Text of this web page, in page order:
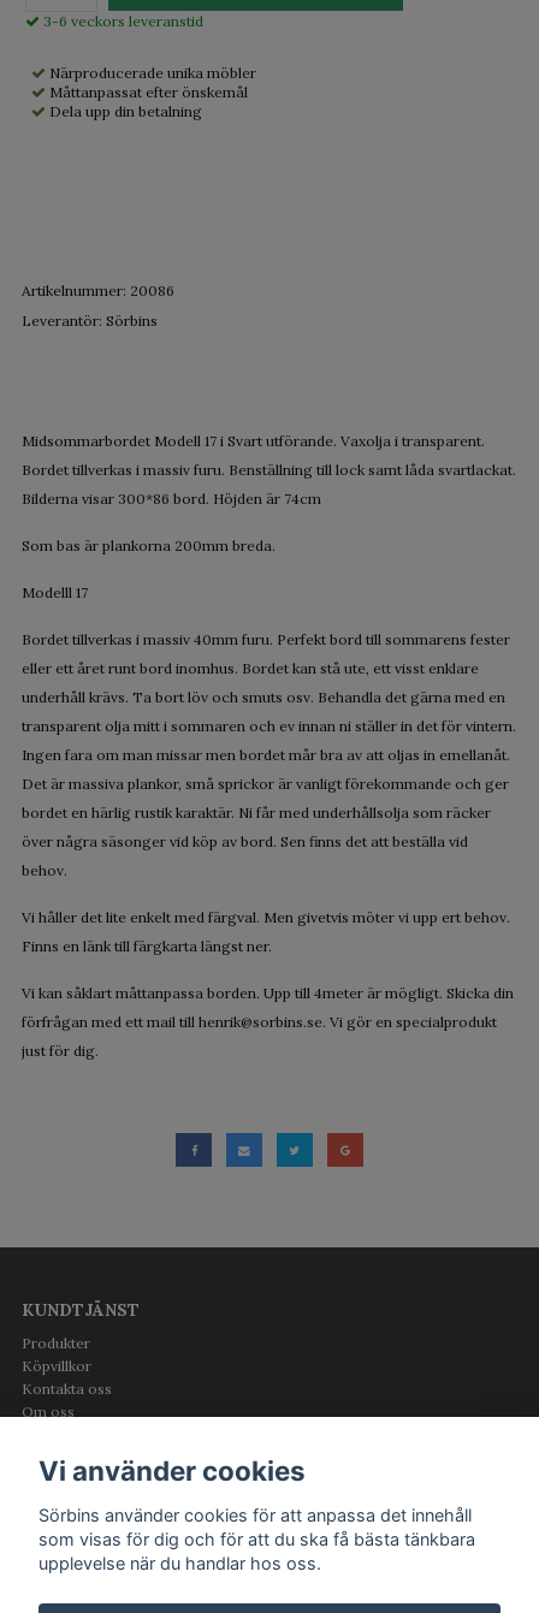
3-6 veckors leveranstid
Närproducerade unika möbler
Måttanpassat efter önskemål
Dela upp din betalning
Artikelnummer: 20086
Leverantör: Sörbins
Midsommarbordet Modell 17 i Svart utförande. Vaxolja i transparent.
Bordet tillverkas i massiv furu. Benställning till lock samt låda svartlackat.
Bilderna visar 300*86 bord. Höjden är 74cm
Som bas är plankorna 200mm breda.
Modelll 17
Bordet tillverkas i massiv 40mm furu. Perfekt bord till sommarens fester
eller ett året runt bord inomhus. Bordet kan stå ute, ett visst enklare
underhåll krävs. Ta bort löv och smuts osv. Behandla det gärna med en
transparent olja mitt i sommaren och ev innan ni ställer in det för vintern.
Ingen fara om man missar men bordet mår bra av att oljas in emellanåt.
Det är massiva plankor, små sprickor är vanligt förekommande och ger
bordet en härlig rustik karaktär. Ni får med underhållsolja som räcker
över några säsonger vid köp av bord. Sen finns det att beställa vid
behov.
Vi håller det lite enkelt med färgval. Men givetvis möter vi upp ert behov.
Finns en länk till färgkarta längst ner.
Vi kan såklart måttanpassa borden. Upp till 4meter är mögligt. Skicka din
förfrågan med ett mail till henrik@sorbins.se. Vi gör en specialprodukt
just för dig.
KUNDTJÄNST
Produkter
Köpvillkor
Kontakta oss
Om oss
OM OSS
Vi använder cookies
Sörbins använder cookies för att anpassa det innehåll
som visas för dig och för att du ska få bästa tänkbara
upplevelse när du handlar hos oss.